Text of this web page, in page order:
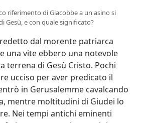
riferimento di Giacobbe a un asino si
Gesù, e con quale significato?
dal morente patriarca
una vite ebbero una notevole
terrena di Gesù Cristo. Pochi
ucciso per aver predicato il
in Gerusalemme cavalcando
mentre moltitudini di Giudei lo
Nei tempi antichi eminenti